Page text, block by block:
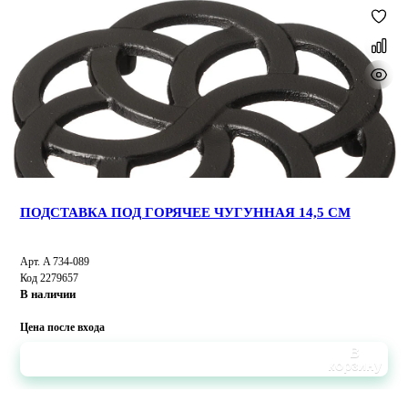
ПОДСТАВКА ПОД ГОРЯЧЕЕ ЧУГУННАЯ 14,5 СМ
Арт. A 734-089
Код 2279657
В наличии
Цена после входа
В
корзину